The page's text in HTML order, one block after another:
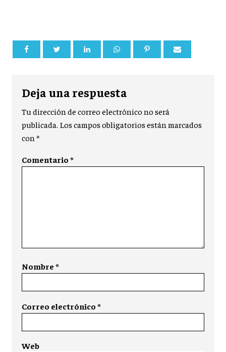
Deja una respuesta
Tu dirección de correo electrónico no será
publicada. Los campos obligatorios están marcados
con*
Comentario*
Nombre*
Correo electrónico*
Web